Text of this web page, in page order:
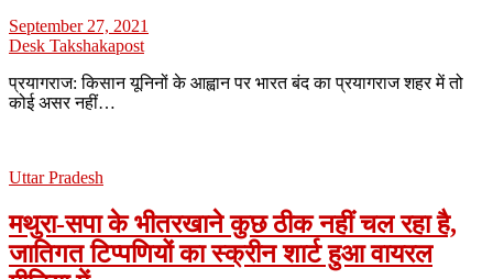
September 27, 2021
Desk Takshakapost
प्रयागराज: किसान यूनिनों के आह्वान पर भारत बंद का प्रयागराज शहर में तो
कोई असर नहीं…
Uttar Pradesh
मथुरा-सपा के भीतरखाने कुछ ठीक नहीं चल रहा है,
जातिगत टिप्पणियों का स्क्रीन शार्ट हुआ वायरल